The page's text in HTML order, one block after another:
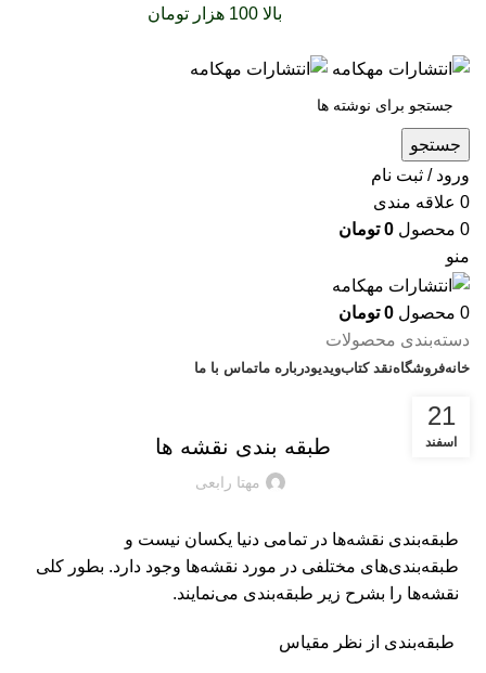
بالا 100 هزار تومان
جستجو
ورود / ثبت نام
0 علاقه مندی
0 محصول 0 تومان
منو
0 محصول 0 تومان
دسته‌بندی محصولات
خانهفروشگاهنقد کتابویدیودرباره‌ ماتماس با ما
طبقه‌ بندی نقشه‌ ها
مهتا رابعی
طبقه‌بندی نقشه‌ها در تمامی دنیا یکسان نیست و
طبقه‌بندی‌های مختلفی در مورد نقشه‌ها وجود دارد. بطور کلی
نقشه‌ها را بشرح زیر طبقه‌بندی می‌نمایند.
طبقه‌بندی از نظر مقیاس
21
اسفند